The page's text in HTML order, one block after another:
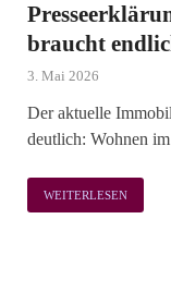
braucht
3. Mai 2026
Der aktuelle
deutlich: Wohnen
WEITERLESEN